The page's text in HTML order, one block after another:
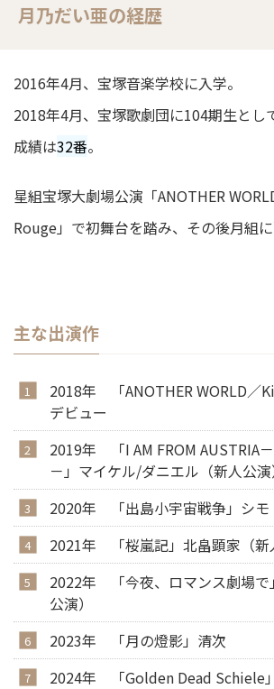
月乃だい亜の経歴
2016年4月、宝塚音楽学校に入学。
2018年4月、宝塚歌劇団に104期生とし
成績は32番。
星組宝塚大劇場公演「ANOTHER
Rouge」で初舞台を踏み、その後月組に
主な出演作
2018年 「ANOTHER WORLD／
デビュー
2019年 「I AM FROM AUSTRIA
－」マイケル/ダニエル（新人公演
2020年 「出島小宇宙戦争」シモ
2021年 「桜嵐記」北畠顕家（新
2022年 「今夜、ロマンス劇場で
公演）
2023年 「月の燈影」清次
2024年 「Golden Dead Schiele